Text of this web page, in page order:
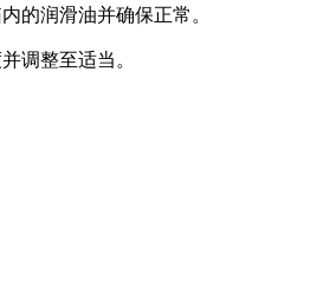
的润滑油并确保正常。
调整至适当。